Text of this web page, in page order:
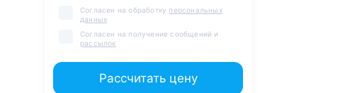
Согласен на обработку персональных
данных
Согласен на получение сообщений и
рассылок
Рассчитать цену